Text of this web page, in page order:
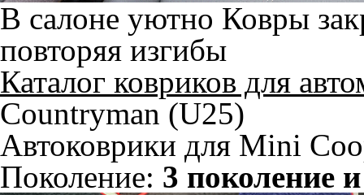
В салоне уютно Ковры
повторяя изгибы
Каталог ковриков для
Countryman (U25)
Автоковрики для Mini
Поколение: 3 поколение